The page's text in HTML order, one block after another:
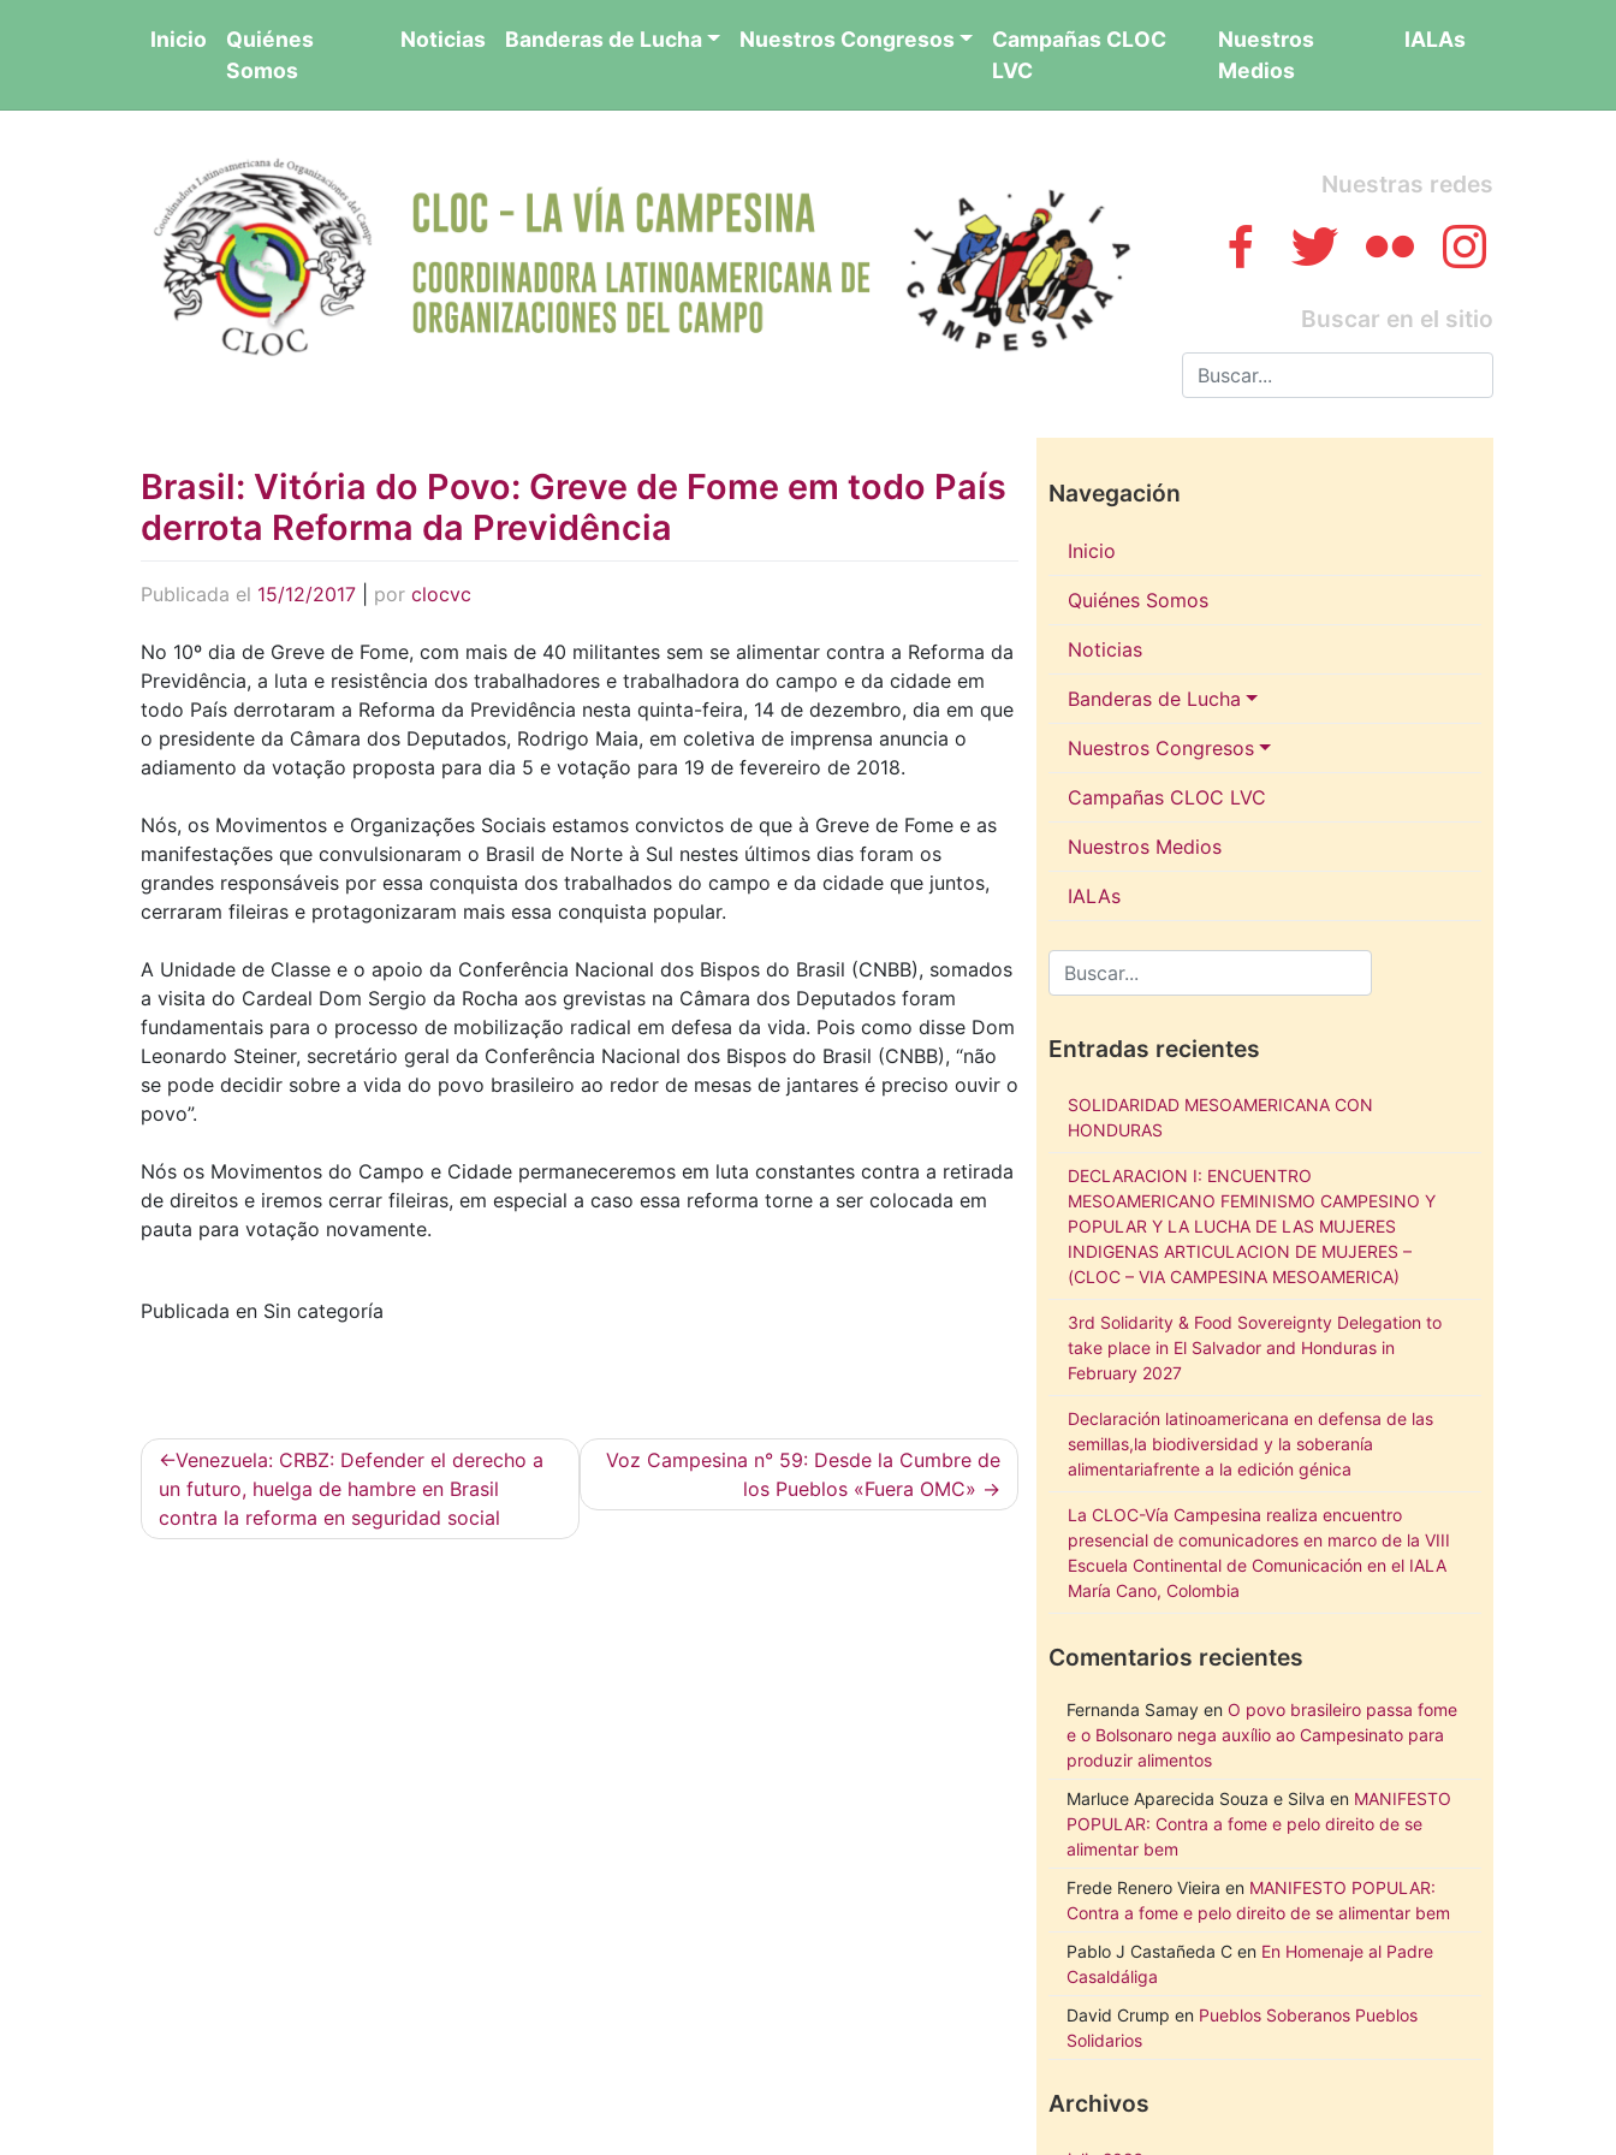
Inicio
Quiénes
Somos
Noticias Banderas de Lucha Nuestros Congresos
Campañas CLOC
LVC
Nuestros
Medios
IALAs
Nuestras redes
Buscar en el sitio
Brasil: Vitória do Povo: Greve de Fome em todo País
derrota Reforma da Previdência
Publicada el 15/12/2017 por clocvc
No 10º dia de Greve de Fome, com mais de 40 militantes sem se alimentar contra a Reforma da
Previdência, a luta e resistência dos trabalhadores e trabalhadora do campo e da cidade em
todo País derrotaram a Reforma da Previdência nesta quinta-feira, 14 de dezembro, dia em que
o presidente da Câmara dos Deputados, Rodrigo Maia, em coletiva de imprensa anuncia o
adiamento da votação proposta para dia 5 e votação para 19 de fevereiro de 2018.
Nós, os Movimentos e Organizações Sociais estamos convictos de que à Greve de Fome e as
manifestações que convulsionaram o Brasil de Norte à Sul nestes últimos dias foram os
grandes responsáveis por essa conquista dos trabalhados do campo e da cidade que juntos,
cerraram fileiras e protagonizaram mais essa conquista popular.
A Unidade de Classe e o apoio da Conferência Nacional dos Bispos do Brasil (CNBB), somados
a visita do Cardeal Dom Sergio da Rocha aos grevistas na Câmara dos Deputados foram
fundamentais para o processo de mobilização radical em defesa da vida. Pois como disse Dom
Leonardo Steiner, secretário geral da Conferência Nacional dos Bispos do Brasil (CNBB), “não
se pode decidir sobre a vida do povo brasileiro ao redor de mesas de jantares é preciso ouvir o
povo”.
Nós os Movimentos do Campo e Cidade permaneceremos em luta constantes contra a retirada
de direitos e iremos cerrar fileiras, em especial a caso essa reforma torne a ser colocada em
pauta para votação novamente.
Publicada en Sin categoría
Navegación
de
entradas
Venezuela: CRBZ: Defender el derecho a
un futuro, huelga de hambre en Brasil
contra la reforma en seguridad social
Voz Campesina n° 59: Desde la Cumbre de
los Pueblos «Fuera OMC»
Navegación
Inicio
Quiénes Somos
Noticias
Banderas de Lucha
Nuestros Congresos
Campañas CLOC LVC
Nuestros Medios
IALAs
Entradas recientes
SOLIDARIDAD MESOAMERICANA CON
HONDURAS
DECLARACION I: ENCUENTRO
MESOAMERICANO FEMINISMO CAMPESINO Y
POPULAR Y LA LUCHA DE LAS MUJERES
INDIGENAS ARTICULACION DE MUJERES –
(CLOC – VIA CAMPESINA MESOAMERICA)
3rd Solidarity & Food Sovereignty Delegation to
take place in El Salvador and Honduras in
February 2027
Declaración latinoamericana en defensa de las
semillas,la biodiversidad y la soberanía
alimentariafrente a la edición génica
La CLOC-Vía Campesina realiza encuentro
presencial de comunicadores en marco de la VIII
Escuela Continental de Comunicación en el IALA
María Cano, Colombia
Comentarios recientes
Fernanda Samay en O povo brasileiro passa fome
e o Bolsonaro nega auxílio ao Campesinato para
produzir alimentos
Marluce Aparecida Souza e Silva en MANIFESTO
POPULAR: Contra a fome e pelo direito de se
alimentar bem
Frede Renero Vieira en MANIFESTO POPULAR:
Contra a fome e pelo direito de se alimentar bem
Pablo J Castañeda C en En Homenaje al Padre
Casaldáliga
David Crump en Pueblos Soberanos Pueblos
Solidarios
Archivos